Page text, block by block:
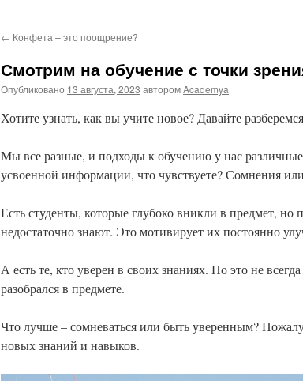
← Конфета – это поощрение?
Смотрим на обучение с точки
Опубликовано 13 августа, 2023 авторомAcademya
Хотите узнать, как вы учите новое? Давайте
Мы все разные, и подходы к обучению у нас
усвоенной информации, что чувствуете? Сомнения
Есть студенты, которые глубоко вникли в предмет, но
недостаточно знают. Это мотивирует их постоянно
А есть те, кто уверен в своих знаниях. Но это не
разобрался в предмете.
Что лучше – сомневаться или быть уверенным?
новых знаний и навыков.